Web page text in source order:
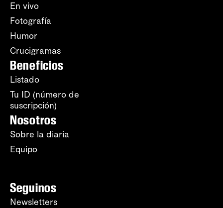
En vivo
Fotografía
Humor
Crucigramas
Beneficios
Listado
Tu ID (número de
suscripción)
Nosotros
Sobre la diaria
Equipo
Seguinos
Newsletters